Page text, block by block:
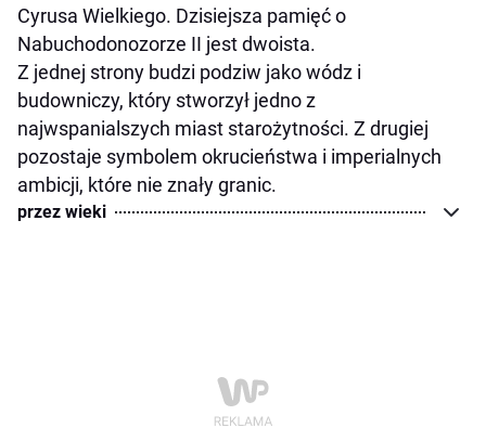
Cyrusa Wielkiego. Dzisiejsza pamięć o
Nabuchodonozorze II jest dwoista.
Z jednej strony budzi podziw jako wódz i
budowniczy, który stworzył jedno z
najwspanialszych miast starożytności. Z drugiej
pozostaje symbolem okrucieństwa i imperialnych
ambicji, które nie znały granic.
przez wieki